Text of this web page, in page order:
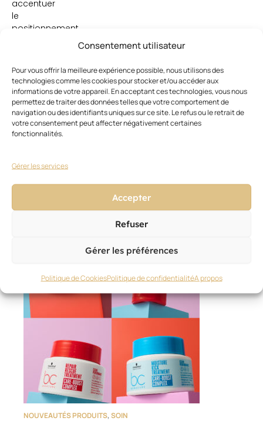
Consentement utilisateur
Pour vous offrir la meilleure expérience possible, nous utilisons des
technologies comme les cookies pour stocker et/ou accéder aux
informations de votre appareil. En acceptant ces technologies, vous nous
permettez de traiter des données telles que votre comportement de
navigation ou des identifiants uniques sur ce site. Le refus ou le retrait de
votre consentement peut affecter négativement certaines
fonctionnalités.
Gérer les services
Accepter
Refuser
Gérer les préférences
Politique de CookiesPolitique de confidentialitéA propos
accentuer
le
positionnement
»
de
la
gamme.
Ces articles pourraient vous
tout
NOUVEAUTÉS PRODUITS,SOIN